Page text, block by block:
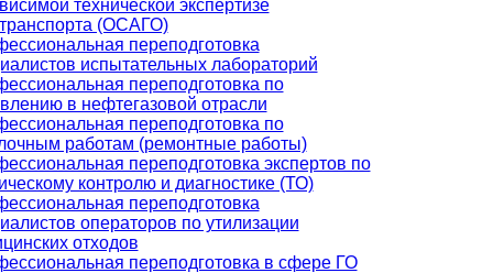
технической экспертизе
(ОСАГО)
переподготовка
испытательных лабораторий
переподготовка по
в нефтегазовой отрасли
переподготовка по
работам (ремонтные работы)
переподготовка экспертов по
контролю и диагностике (ТО)
переподготовка
операторов по утилизации
отходов
переподготовка в сфере ГО